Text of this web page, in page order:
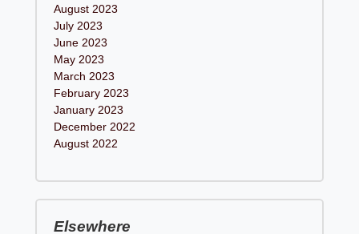
August 2023
July 2023
June 2023
May 2023
March 2023
February 2023
January 2023
December 2022
August 2022
Elsewhere